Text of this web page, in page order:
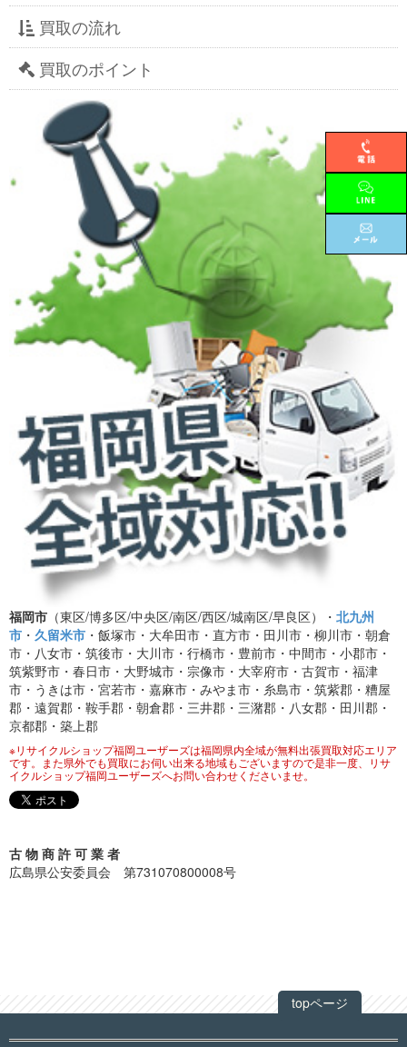
買取の流れ
買取のポイント
福岡市 （東区/博多区/中央区/南区/西区/城南区/早良区）・ 北九州
市 ・ 久留米市 ・飯塚市・大牟田市・直方市・田川市・柳川市・朝倉
市・八女市・筑後市・大川市・行橋市・豊前市・中間市・小郡市・
筑紫野市・春日市・大野城市・宗像市・大宰府市・古賀市・福津
市・うきは市・宮若市・嘉麻市・みやま市・糸島市・筑紫郡・糟屋
郡・遠賀郡・鞍手郡・朝倉郡・三井郡・三潴郡・八女郡・田川郡・
京都郡・築上郡
※リサイクルショップ福岡ユーザーズは福岡県内全域が無料出張買取対応エリア
です。また県外でも買取にお伺い出来る地域もございますので是非一度、リサ
イクルショップ福岡ユーザーズへお問い合わせくださいませ。
古 物 商 許 可 業 者
広島県公安委員会 第731070800008号
topページ